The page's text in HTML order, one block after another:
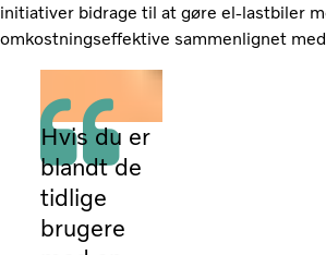
initiativer bidrage til at gøre el-lastbiler
omkostningseffektive sammenlignet
Hvis du er
blandt de
tidlige
brugere